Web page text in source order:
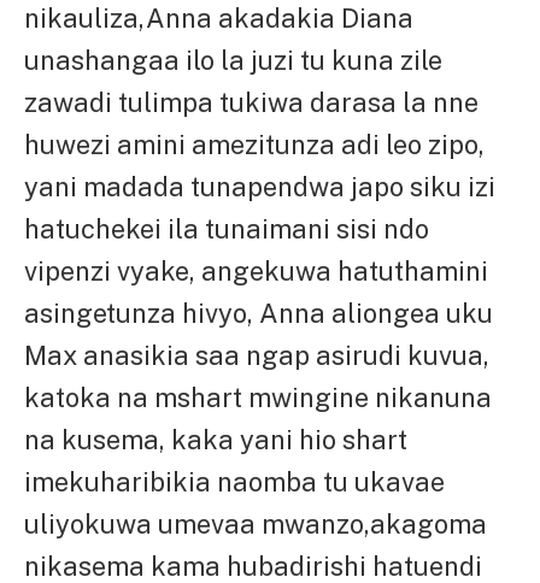
nikauliza,Anna akadakia Diana
unashangaa ilo la juzi tu kuna zile
zawadi tulimpa tukiwa darasa la nne
huwezi amini amezitunza adi leo zipo,
yani madada tunapendwa japo siku izi
hatuchekei ila tunaimani sisi ndo
vipenzi vyake, angekuwa hatuthamini
asingetunza hivyo, Anna aliongea uku
Max anasikia saa ngap asirudi kuvua,
katoka na mshart mwingine nikanuna
na kusema, kaka yani hio shart
imekuharibikia naomba tu ukavae
uliyokuwa umevaa mwanzo,akagoma
nikasema kama hubadirishi hatuendi